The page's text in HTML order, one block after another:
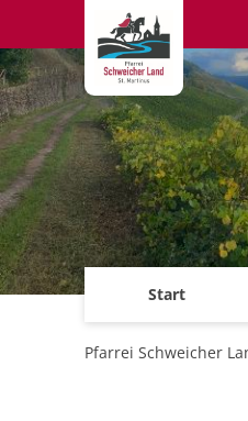
Zum Inhalt springen
Start
Pfarrei Schweicher